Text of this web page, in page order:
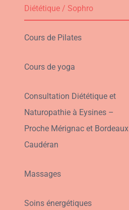
Diététique / Sophro
Cours de Pilates
Cours de yoga
Consultation Diététique et
Naturopathie à Eysines –
Proche Mérignac et Bordeaux
Caudéran
Massages
Soins énergétiques